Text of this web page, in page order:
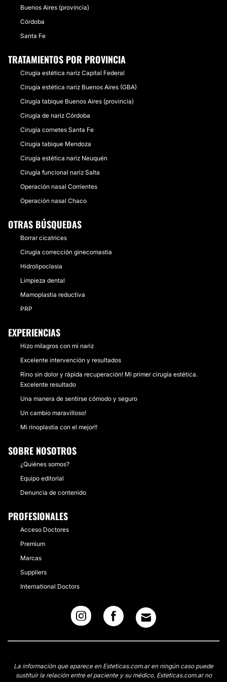
Buenos Aires (provincia)
Córdoba
Santa Fe
TRATAMIENTOS POR PROVINCIA
Cirugía estética nariz Capital Federal
Cirugía estética nariz Buenos Aires (GBA)
Cirugía tabique Buenos Aires (provincia)
Cirugía de nariz Córdoba
Cirugía cornetes Santa Fe
Cirugía tabique Mendoza
Cirugía estética nariz Neuquén
Cirugía funcional nariz Salta
Operación nasal Corrientes
Operación nasal Chaco
OTRAS BÚSQUEDAS
Borrar cicatrices
Cirugía corrección ginecomastia
Hidrolipoclasia
Limpieza dental
Mamoplastia reductiva
PRP
EXPERIENCIAS
Hizo milagros con mi nariz
Excelente intervención y resultados
Rino sin dolor y rápida recuperación! Mi primer cirugía estética.
Excelente resultado
Una manera de sentirse cómodo y seguro
Un cambio maravilloso!
Mi rinoplastia con el mejor!!
SOBRE NOSOTROS
¿Quiénes somos?
Equipo editorial
Denuncia de contenido
PROFESIONALES
Acceso Doctores
Premium
Marcas
Suppliers
International Doctors
La información que aparece en Esteticas.com.ar en ningún caso puede
sustituir la relación entre el paciente y su médico. Esteticas.com.ar no